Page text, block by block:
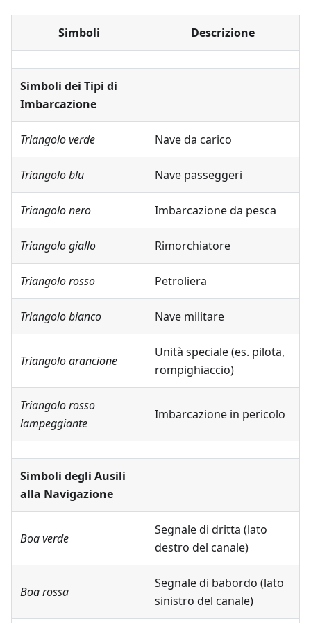
Simboli Descrizione
Simboli dei Tipi di
Imbarcazione
Triangolo verde Nave da carico
Triangolo blu Nave passeggeri
Triangolo nero Imbarcazione da pesca
Triangolo giallo Rimorchiatore
Triangolo rosso Petroliera
Triangolo bianco Nave militare
Triangolo arancione
Unità speciale (es. pilota,
rompighiaccio)
Triangolo rosso
lampeggiante
Imbarcazione in pericolo
Simboli degli Ausili
alla Navigazione
Boa verde
Segnale di dritta (lato
destro del canale)
Boa rossa
Segnale di babordo (lato
sinistro del canale)